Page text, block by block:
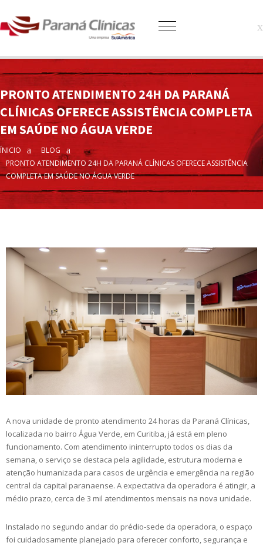
PRONTO ATENDIMENTO 24H DA PARANÁ
CLÍNICAS OFERECE ASSISTÊNCIA COMPLETA
EM SAÚDE NO ÁGUA VERDE
ÍNICIO
BLOG
PRONTO ATENDIMENTO 24H DA PARANÁ CLÍNICAS OFERECE ASSISTÊNCIA
COMPLETA EM SAÚDE NO ÁGUA VERDE
A nova unidade de pronto atendimento 24 horas da Paraná Clínicas,
localizada no bairro Água Verde, em Curitiba, já está em pleno
funcionamento. Com atendimento ininterrupto todos os dias da
semana, o serviço se destaca pela agilidade, estrutura moderna e
atenção humanizada para casos de urgência e emergência na região
central da capital paranaense. A expectativa da operadora é atingir, a
médio prazo, cerca de 3 mil atendimentos mensais na nova unidade.
Instalado no segundo andar do prédio-sede da operadora, o espaço
foi cuidadosamente planejado para oferecer conforto, segurança e